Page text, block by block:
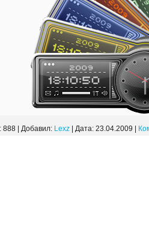
888 Добавил: Lexz Дата: 23.04.2009